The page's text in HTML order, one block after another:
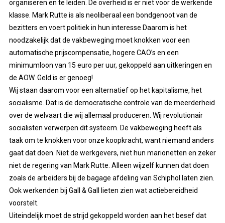
organiseren en te leiden. De overheid is er niet voor de werkende
klasse. Mark Rutte is als neoliberaal een bondgenoot van de
bezitters en voert politiek in hun interesse Daarom is het
noodzakelijk dat de vakbeweging moet knokken voor een
automatische prijscompensatie, hogere CAO’s en een
minimumloon van 15 euro per uur, gekoppeld aan uitkeringen en
de AOW. Geld is er genoeg!
Wij staan daarom voor een alternatief op het kapitalisme, het
socialisme. Dat is de democratische controle van de meerderheid
over de welvaart die wij allemaal produceren. Wij revolutionair
socialisten verwerpen dit systeem . De vakbeweging heeft als
taak om te knokken voor onze koopkracht, want niemand anders
gaat dat doen. Niet de werkgevers, niet hun marionetten en zeker
niet de regering van Mark Rutte. Alleen wijzelf kunnen dat doen
zoals de arbeiders bij de bagage afdeling van Schiphol laten zien.
Ook werkenden bij Gall & Gall lieten zien wat actiebereidheid
voorstelt.
Uiteindelijk moet de strijd gekoppeld worden aan het besef dat